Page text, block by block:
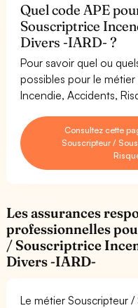
Quel code APE
Souscriptrice
Divers -IARD- ?
Pour savoir quel ou
possibles pour le
Incendie, Accidents,
Consultez cette
Souscripteur /
Les assurances
professionnelles
/ Souscriptrice
Divers -IARD-
Le métier Souscripteur